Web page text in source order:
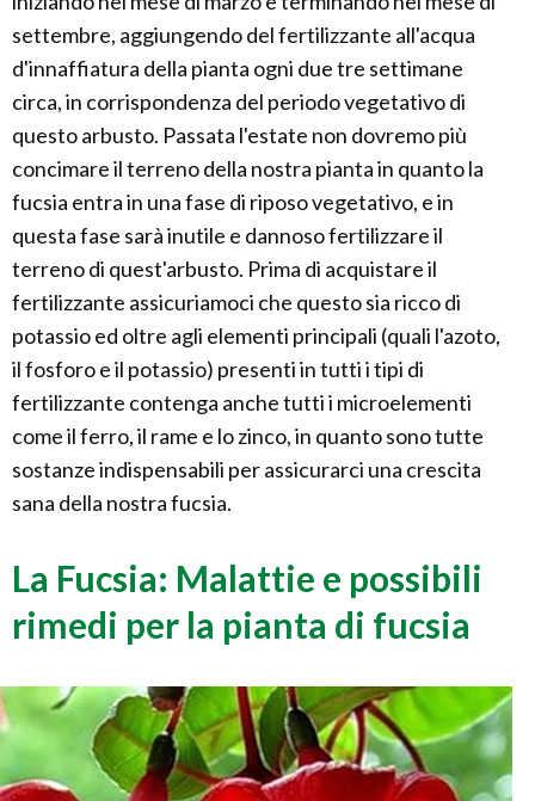
settembre, aggiungendo del fertilizzante all'acqua
d'innaffiatura della pianta ogni due tre settimane
circa, in corrispondenza del periodo vegetativo di
questo arbusto. Passata l'estate non dovremo più
concimare il terreno della nostra pianta in quanto la
fucsia entra in una fase di riposo vegetativo, e in
questa fase sarà inutile e dannoso fertilizzare il
terreno di quest'arbusto. Prima di acquistare il
fertilizzante assicuriamoci che questo sia ricco di
potassio ed oltre agli elementi principali (quali l'azoto,
il fosforo e il potassio) presenti in tutti i tipi di
fertilizzante contenga anche tutti i microelementi
come il ferro, il rame e lo zinco, in quanto sono tutte
sostanze indispensabili per assicurarci una crescita
sana della nostra fucsia.
La Fucsia: Malattie e possibili
rimedi per la pianta di fucsia